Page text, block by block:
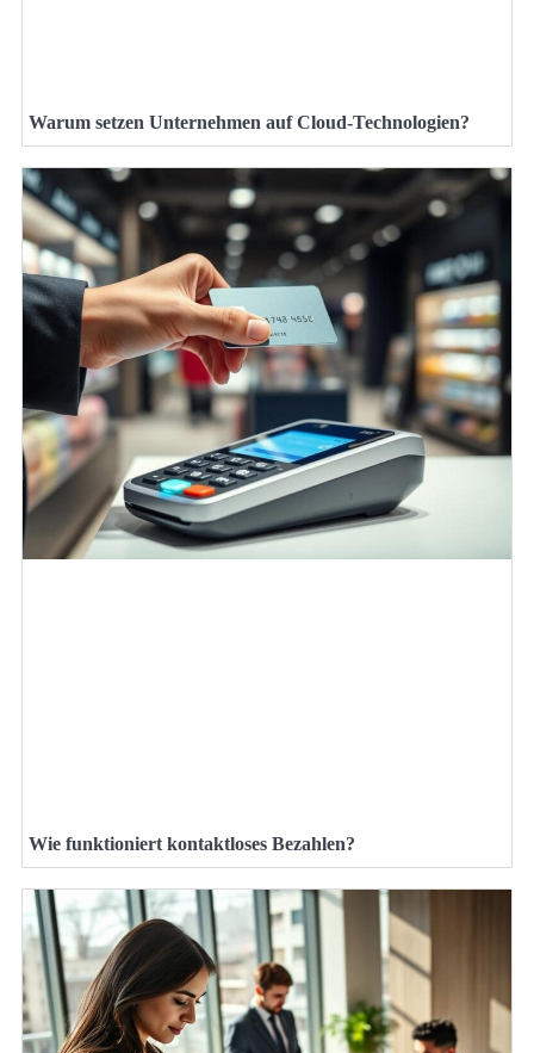
Warum setzen Unternehmen auf Cloud-Technologien?
Wie funktioniert kontaktloses Bezahlen?